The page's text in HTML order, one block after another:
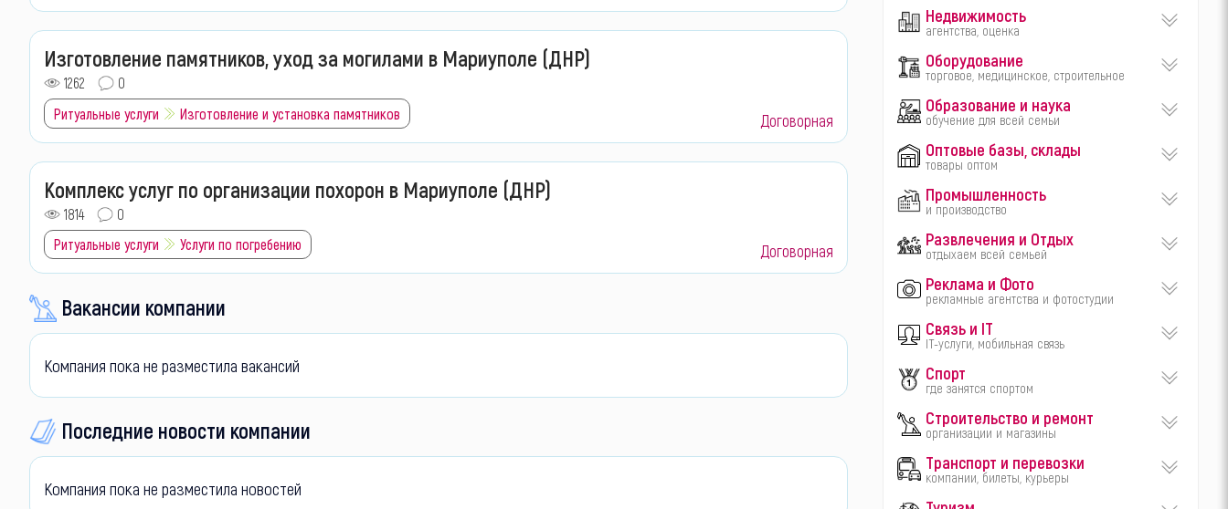
Изготовление памятников, уход за могилами в Мариуполе (ДНР)
1262
0
Ритуальные услуги
Изготовление и установка памятников Договорная
Комплекс услуг по организации похорон в Мариуполе (ДНР)
1814
0
Ритуальные услуги
Услуги по погребению Договорная
Вакансии компании
Компания пока не разместила вакансий
Последние новости компании
Компания пока не разместила новостей
Недвижимость
агентства, оценка
Оборудование
торговое, медицинское, строительное
Образование и наука
обучение для всей семьи
Оптовые базы, склады
товары оптом
Промышленность
и производство
Развлечения и Отдых
отдыхаем всей семьей
Реклама и Фото
рекламные агентства и фотостудии
Связь и IT
IT-услуги, мобильная связь
Спорт
где занятся спортом
Строительство и ремонт
организации и магазины
Транспорт и перевозки
компании, билеты, курьеры